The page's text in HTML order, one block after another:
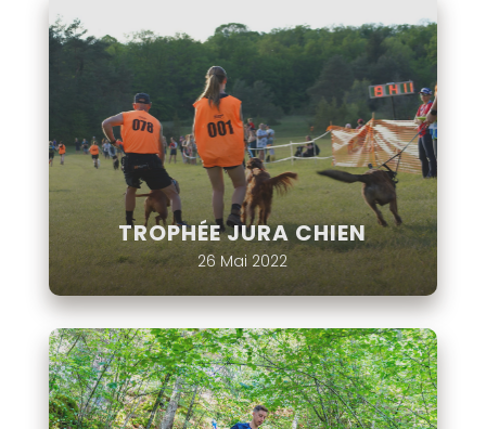
TROPHÉE JURA CHIEN
26 Mai 2022